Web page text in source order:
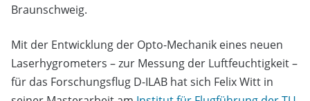
Braunschweig.
Mit der Entwicklung der Opto-Mechanik eines neuen
Laserhygrometers – zur Messung der Luftfeuchtigkeit –
für das Forschungsflug D-ILAB hat sich Felix Witt in